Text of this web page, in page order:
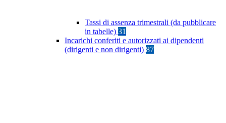
Tassi di assenza trimestrali (da pubblicare
in tabelle) 31
Incarichi conferiti e autorizzati ai dipendenti
(dirigenti e non dirigenti) 87